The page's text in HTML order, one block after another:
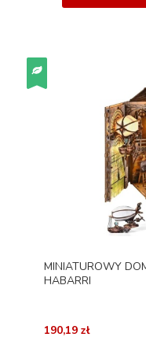
MINIATUROWY
HABARRI
190,19 zł